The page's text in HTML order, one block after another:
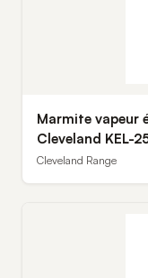
Marmite vapeur
Cleveland KEL-
Cleveland Range